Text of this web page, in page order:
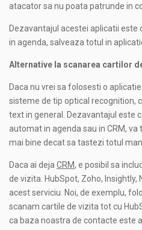
atacator sa nu poata patrunde in
Dezavantajul acestei aplicatii
in agenda, salveaza totul in
Alternative la scanarea cartilor
Daca nu vrei sa folosesti o
sisteme de tip optical recognition,
text in general. Dezavantajul este
automat in agenda sau in CRM,
mai bine decat sa tastezi totul
Daca ai deja CRM, e posibil sa
de vizita. HubSpot, Zoho, Insightly,
acest serviciu. Noi, de exemplu,
scanam cartile de vizita tot cu
ca baza noastra de contacte este